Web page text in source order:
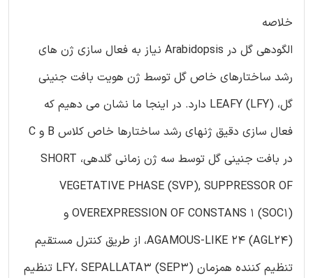
خلاصه
الگودهی گل در Arabidopsis نیاز به فعال سازی ژن های
رشد ساختارهای خاص گل توسط ژن هویت بافت جنینی
گل، LEAFY (LFY) دارد. در اینجا ما نشان می دهیم که
فعال سازی دقیق ژنهای رشد ساختارها خاص کلاس B و C
در بافت جنینی گل توسط سه ژن زمانی گلدهی، SHORT
VEGETATIVE PHASE (SVP), SUPPRESSOR OF
OVEREXPRESSION OF CONSTANS 1 (SOC1) و
AGAMOUS-LIKE 24 (AGL24)، از طریق کنترل مستقیم
تنظیم کننده همزمان LFY، SEPALLATA3 (SEP3) تنظیم